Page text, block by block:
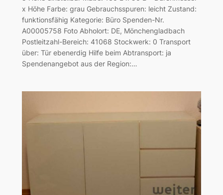
x Höhe Farbe: grau Gebrauchsspuren: leicht Zustand:
funktionsfähig Kategorie: Büro Spenden-Nr.
A00005758 Foto Abholort: DE, Mönchengladbach
Postleitzahl-Bereich: 41068 Stockwerk: 0 Transport
über: Tür ebenerdig Hilfe beim Abtransport: ja
Spendenangebot aus der Region:…